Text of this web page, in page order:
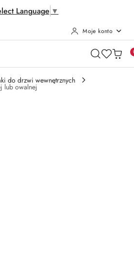
Language ▼
Moje konto
do drzwi wewnętrznych
lub owalnej